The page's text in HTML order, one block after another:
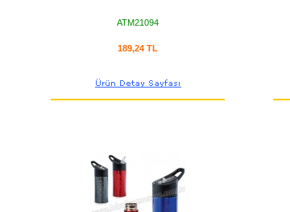
ATM21094
189,24 TL